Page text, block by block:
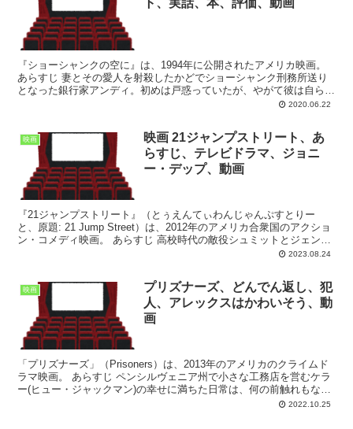
ト、実話、本、評価、動画
『ショーシャンクの空に』は、1994年に公開されたアメリカ映画。
あらすじ 妻とその愛人を射殺したかどでショーシャンク刑務所送り
となった銀行家アンディ。初めは戸惑っていたが、やがて彼は自ら持
つ不思議な魅力ですさんだ受刑者達の心を掴んでゆく。... 2020.06.22
映画
映画 21ジャンプストリート、あ
らすじ、テレビドラマ、ジョニ
ー・デップ、動画
『21ジャンプストリート』（とぅえんてぃわんじゃんぷすとりー
と、原題: 21 Jump Street）は、2012年のアメリカ合衆国のアクショ
ン・コメディ映画。 あらすじ 高校時代の敵役シュミットとジェンコ
2023.08.24
映画
プリズナーズ、どんでん返し、犯
人、アレックスはかわいそう、動
画
「プリズナーズ」（Prisoners）は、2013年のアメリカのクライムド
ラマ映画。 あらすじ ペンシルヴェニア州で小さな工務店を営むケラ
ー(ヒュー・ジャックマン)の幸せに満ちた日常は、何の前触れもなく
2022.10.25